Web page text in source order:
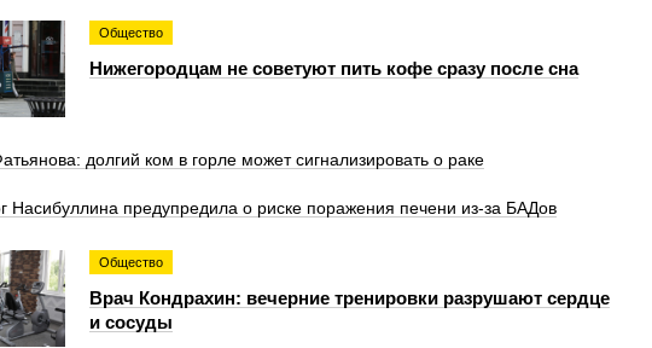
Общество
Нижегородцам не советуют пить кофе сразу после сна
долгий ком в горле может сигнализировать о раке
Насибуллина предупредила о риске поражения печени из-за БАДов
Общество
Врач Кондрахин: вечерние тренировки разрушают сердце
и сосуды